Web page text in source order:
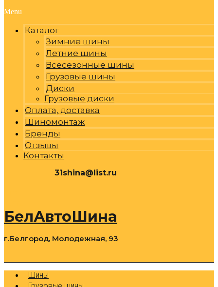
Menu
Каталог
Зимние шины
Летние шины
Всесезонные шины
Грузовые шины
Диски
Грузовые диски
Оплата, доставка
Шиномонтаж
Бренды
Отзывы
Контакты
31shina@list.ru
БелАвтоШина
г.Белгород, Молодежная, 93
Шины